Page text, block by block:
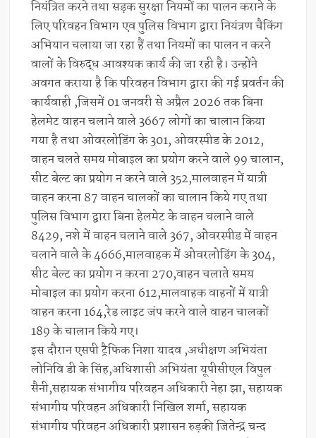
नियंत्रित करने तथा सड़क सुरक्षा नियमों का पालन कराने के
लिए परिवहन विभाग एव पुलिस विभाग द्वारा नियंत्रण चैकिंग
अभियान चलाया जा रहा हैं तथा नियमों का पालन न करने
वालों के विरुद्ध आवश्यक कार्य की जा रही है। उन्होंने
अवगत कराया है कि परिवहन विभाग द्वारा की गई प्रवर्तन की
कार्यवाही ,जिसमें 01 जनवरी से अप्रैल 2026 तक बिना
हेलमेट वाहन चलाने वाले 3667 लोगों का चालान किया
गया है तथा ओवरलोडिंग के 301, ओवरस्पीड के 2012,
वाहन चलते समय मोबाइल का प्रयोग करने वाले 99 चालान,
सीट बेल्ट का प्रयोग न करने वाले 352,मालवाहन में यात्री
वाहन करना 87 वाहन चालकों का चालान किये गए तथा
पुलिस विभाग द्वारा बिना हेलमेट के वाहन चलाने वाले
8429, नशे में वाहन चलाने वाले 367, ओवरस्पीड में वाहन
चलाने वाले के 4666,मालवाहक में ओवरलोडिंग के 304,
सीट बेल्ट का प्रयोग न करना 270,वाहन चलाते समय
मोबाइल का प्रयोग करना 612,मालवाहक वाहनों में यात्री
वाहन करना 164,रेड लाइट जंप करने वाले वाहन चालकों
189 के चालान किये गए।
इस दौरान एसपी ट्रैफिक निशा यादव ,अधीक्षण अभियंता
लोनिवि डी के सिंह,अधिशासी अभियंता यूपीसीएल विपुल
सैनी,सहायक संभागीय परिवहन अधिकारी नेहा झा, सहायक
संभागीय परिवहन अधिकारी निखिल शर्मा, सहायक
संभागीय परिवहन अधिकारी प्रशासन रुड़की जितेन्द्र चन्द